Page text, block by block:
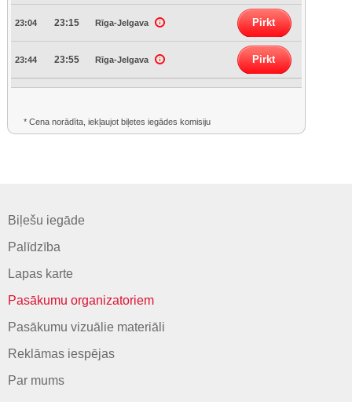
23:04 23:15 Rīga-Jelgava Pirkt
23:44 23:55 Rīga-Jelgava Pirkt
* Cena norādīta, iekļaujot biļetes iegādes komisiju
Biļešu iegāde
Palīdzība
Lapas karte
Pasākumu organizatoriem
Pasākumu vizuālie materiāli
Reklāmas iespējas
Par mums